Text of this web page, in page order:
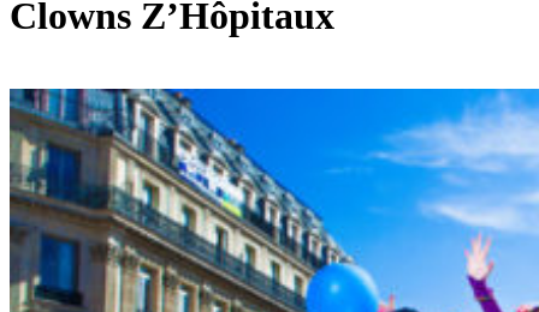
Clowns Z’Hôpitaux